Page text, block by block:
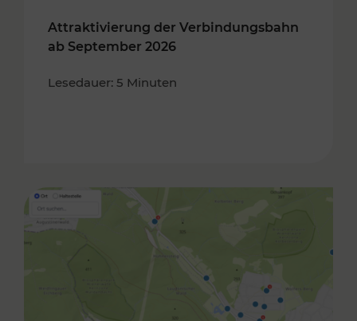
Attraktivierung der Verbindungsbahn
ab September 2026
Lesedauer: 5 Minuten